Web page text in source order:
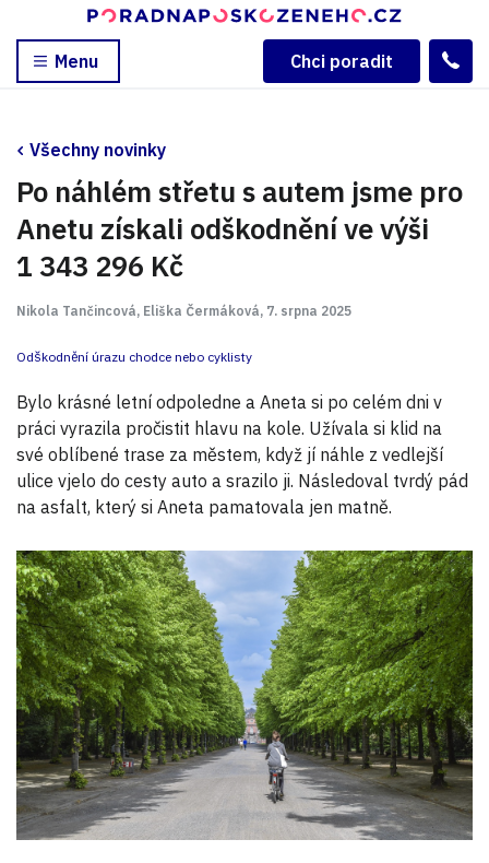
Menu Chci poradit
Všechny novinky
Po náhlém střetu s autem jsme pro
Anetu získali odškodnění ve výši
1 343 296 Kč
Nikola Tančincová, Eliška Čermáková, 7. srpna 2025
Odškodnění úrazu chodce nebo cyklisty
Bylo krásné letní odpoledne a Aneta si po celém dni v
práci vyrazila pročistit hlavu na kole. Užívala si klid na
své oblíbené trase za městem, když jí náhle z vedlejší
ulice vjelo do cesty auto a srazilo ji. Následoval tvrdý pád
na asfalt, který si Aneta pamatovala jen matně.